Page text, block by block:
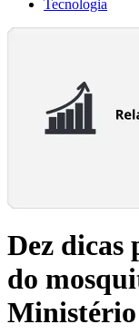
Tecnologia
Dez dicas
do
Ministério